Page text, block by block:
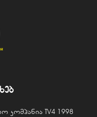
TV4 1998